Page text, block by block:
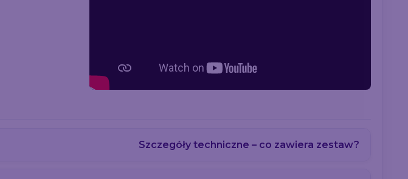
Szczegóły techniczne – co zawiera zestaw?